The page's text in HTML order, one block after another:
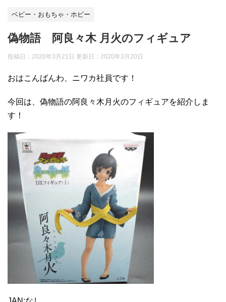
ベビー・おもちゃ・ホビー
偽物語 阿良々木 月火のフィギュア
投稿日：2020年3月21日 更新日： 2020年3月20日
おはこんばんわ、ニワカ社員です！
今回は、偽物語の阿良々木月火のフィギュアを紹介しま
す！